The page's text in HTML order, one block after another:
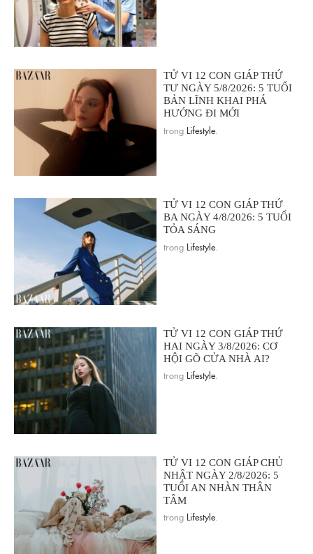
TỬ VI 12 CON GIÁP THỨ
TƯ NGÀY 5/8/2026: 5 TUỔI
BẢN LĨNH KHAI PHÁ
HƯỚNG ĐI MỚI
trong Lifestyle
TỬ VI 12 CON GIÁP THỨ
BA NGÀY 4/8/2026: 5 TUỔI
TỎA SÁNG
trong Lifestyle
TỬ VI 12 CON GIÁP THỨ
HAI NGÀY 3/8/2026: CƠ
HỘI GÕ CỬA NHÀ AI?
trong Lifestyle
TỬ VI 12 CON GIÁP CHỦ
NHẬT NGÀY 2/8/2026: 5
TUỔI AN NHÀN THÂN
TÂM
trong Lifestyle